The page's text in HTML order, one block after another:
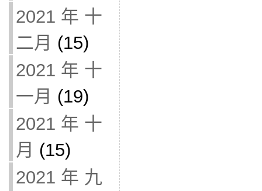
2021 年 十
二月 (15)
2021 年 十
一月 (19)
2021 年 十
月 (15)
2021 年 九